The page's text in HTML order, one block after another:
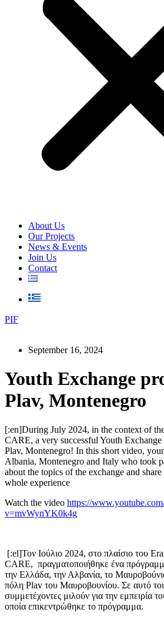
About Us
Our Projects
News & Events
Join Us
Contact
PIF
September 16, 2024
Youth Exchange
Plav, Montenegro
[:en]During July 2024, in the context of
CARE, a very successful Youth
Plav, Montenegro! In this short video,
Albania, Montenegro and Italy who took
about the topics of the exchange and
whole experience
Watch the video https://
v=mvWynYK0k4g
[:el]Τον Ιούλιο 2024, στο πλαίσιο του
CARE, πραγματοποιήθηκε ένα
την Ελλάδα, την Αλβανία, το
πόλη Plav του Μαυροβουνίου. Σε αυτό τοι
συμμετέχοντες μιλούν για την εμπειρία
οποία επικεντρώθηκε το πρόγραμμα.